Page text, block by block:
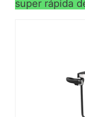
super rápida